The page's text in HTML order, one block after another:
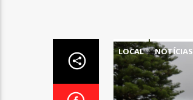
LOCAL NOTÍCIAS